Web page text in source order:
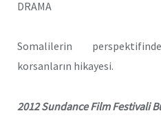
DRAMA
Somalilerin
korsanların hikayesi.
2012 Sundance Film Festivali